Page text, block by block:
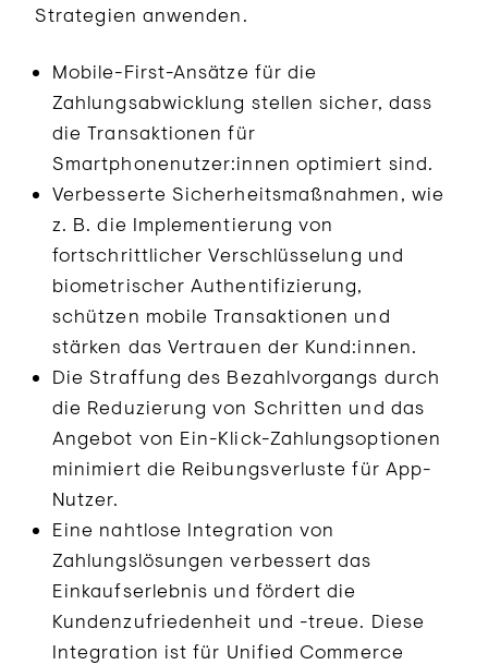
Strategien anwenden.
Mobile-First-Ansätze für die
Zahlungsabwicklung stellen sicher, dass
die Transaktionen für
Smartphonenutzer:innen optimiert sind.
Verbesserte Sicherheitsmaßnahmen, wie
z. B. die Implementierung von
fortschrittlicher Verschlüsselung und
biometrischer Authentifizierung,
schützen mobile Transaktionen und
stärken das Vertrauen der Kund:innen.
Die Straffung des Bezahlvorgangs durch
die Reduzierung von Schritten und das
Angebot von Ein-Klick-Zahlungsoptionen
minimiert die Reibungsverluste für App-
Nutzer.
Eine nahtlose Integration von
Zahlungslösungen verbessert das
Einkaufserlebnis und fördert die
Kundenzufriedenheit und -treue. Diese
Integration ist für Unified Commerce